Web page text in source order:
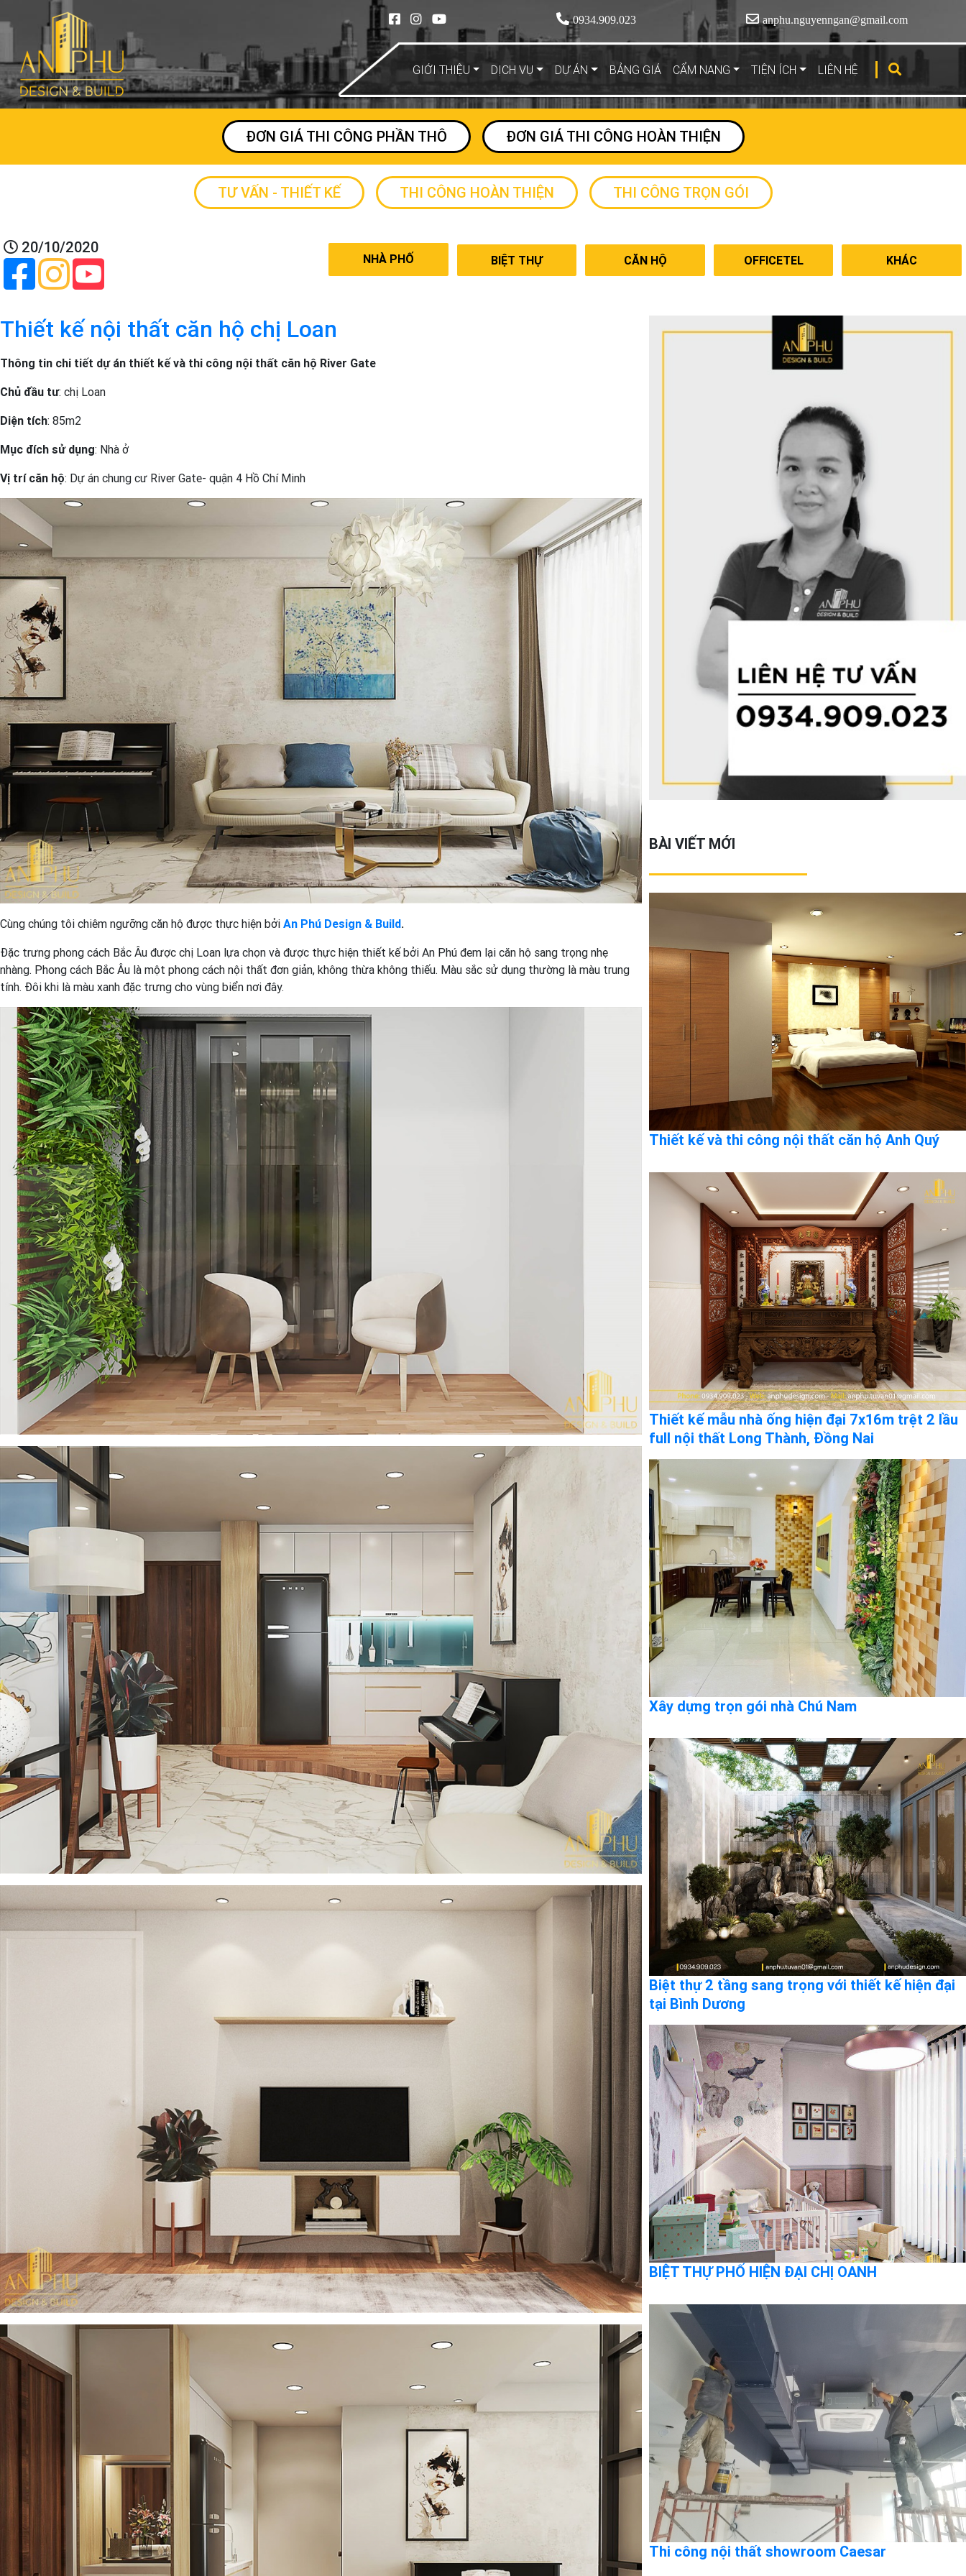
0934.909.023 anphu.nguyenngan@gmail.com
GIỚI THIỆU DỊCH VỤ DỰ ÁN BẢNG GIÁ CẨM NANG TIỆN ÍCH LIÊN HỆ
ĐƠN GIÁ THI CÔNG PHẦN THÔ ĐƠN GIÁ THI CÔNG HOÀN THIỆN
TƯ VẤN - THIẾT KẾ THI CÔNG HOÀN THIỆN THI CÔNG TRỌN GÓI
20/10/2020
NHÀ PHỐ BIỆT THỰ CĂN HỘ OFFICETEL KHÁC
Thiết kế nội thất căn hộ chị Loan
Thông tin chi tiết dự án thiết kế và thi công nội thất căn hộ River Gate
Chủ đầu tư: chị Loan
Diện tích: 85m2
Mục đích sử dụng: Nhà ở
Vị trí căn hộ: Dự án chung cư River Gate- quận 4 Hồ Chí Minh
Cùng chúng tôi chiêm ngưỡng căn hộ được thực hiện bởi An Phú Design & Build.
Đặc trưng phong cách Bắc Âu được chị Loan lựa chọn và được thực hiện thiết kế bởi An Phú đem lại căn hộ sang trọng nhẹ
nhàng. Phong cách Bắc Âu là một phong cách nội thất đơn giản, không thừa không thiếu. Màu sắc sử dụng thường là màu trung
tính. Đôi khi là màu xanh đặc trưng cho vùng biển nơi đây.
BÀI VIẾT MỚI
Thiết kế và thi công nội thất căn hộ Anh Quý
Thiết kế mẫu nhà ống hiện đại 7x16m trệt 2 lầu
full nội thất Long Thành, Đồng Nai
Xây dựng trọn gói nhà Chú Nam
Biệt thự 2 tầng sang trọng với thiết kế hiện đại
tại Bình Dương
BIỆT THỰ PHỐ HIỆN ĐẠI CHỊ OANH
Thi công nội thất showroom Caesar